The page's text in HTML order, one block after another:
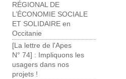
RÉGIONAL DE
L’ÉCONOMIE SOCIALE
ET SOLIDAIRE en
Occitanie
[La lettre de l'Apes
N° 74] : Impliquons les
usagers dans nos
projets !